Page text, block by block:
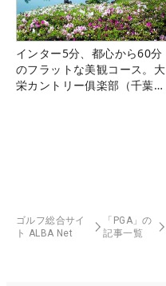
インター5分、都心から60分
のフラットな美観コース。大
栄カントリー俱楽部（千葉
ゴルフ総合サイ
ト ALBA Net
「PGA」の
記事一覧